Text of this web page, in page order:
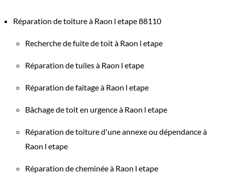
Réparation de toiture à Raon l etape 88110
Recherche de fuite de toit à Raon l etape
Réparation de tuiles à Raon l etape
Réparation de faitage à Raon l etape
Bâchage de toit en urgence à Raon l etape
Réparation de toiture d'une annexe ou dépendance à
Raon l etape
Réparation de cheminée à Raon l etape